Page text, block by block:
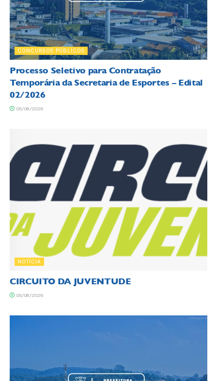
CONCURSOS PÚBLICOS
Processo Seletivo para Contratação
Temporária da Secretaria de Esportes – Edital
02/2026
05/08/2026
NOTÍCIA
CIRCUITO DA JUVENTUDE
05/08/2026